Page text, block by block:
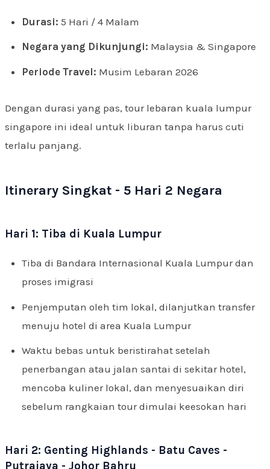
Durasi: 5 Hari / 4 Malam
Negara yang Dikunjungi: Malaysia & Singapore
Periode Travel: Musim Lebaran 2026
Dengan durasi yang pas, tour lebaran kuala lumpur
singapore ini ideal untuk liburan tanpa harus cuti
terlalu panjang.
Itinerary Singkat - 5 Hari 2 Negara
Hari 1: Tiba di Kuala Lumpur
Tiba di Bandara Internasional Kuala Lumpur dan
proses imigrasi
Penjemputan oleh tim lokal, dilanjutkan transfer
menuju hotel di area Kuala Lumpur
Waktu bebas untuk beristirahat setelah
penerbangan atau jalan santai di sekitar hotel,
mencoba kuliner lokal, dan menyesuaikan diri
sebelum rangkaian tour dimulai keesokan hari
Hari 2: Genting Highlands - Batu Caves -
Putrajaya - Johor Bahru